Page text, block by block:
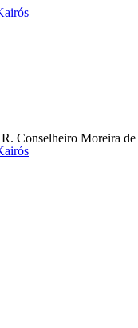
R. Conselheiro Moreira